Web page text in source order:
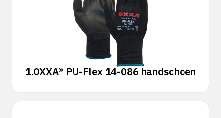
1.OXXA® PU-Flex 14-086 handschoen